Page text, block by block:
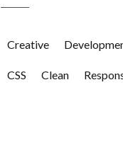
Creative
CSS Clean